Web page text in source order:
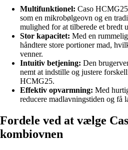
Multifunktionel: Caso
som en mikrobølgeovn og en
mulighed for at tilberede et bredt
Stor kapacitet: Med en
håndtere store portioner mad,
venner.
Intuitiv betjening: Den
nemt at indstille og justere
HCMG25.
Effektiv opvarmning: Med
reducere madlavningstiden og få
Fordele ved at vælge
kombiovnen